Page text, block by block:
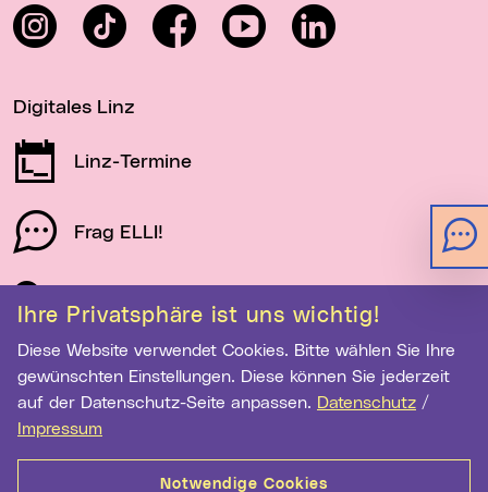
Ihre Privatsphäre ist uns wichtig!
Diese Website verwendet Cookies. Bitte wählen Sie Ihre
gewünschten Einstellungen. Diese können Sie jederzeit
auf der Datenschutz-Seite anpassen. Datenschutz /
Impressum
Notwendige Cookies
InstagramTikTok FacebookYouTube LinkedIn
Digitales Linz
Linz-Termine
Frag ELLI!
Schau auf Linz
Newsletter-Anmeldung
E-Mail-Adresse eingeben